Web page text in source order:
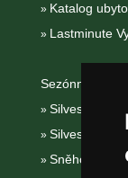
Katalog
Lastminute
Sezónní odkazy:
Silvester
Silvestr na
Sněhové